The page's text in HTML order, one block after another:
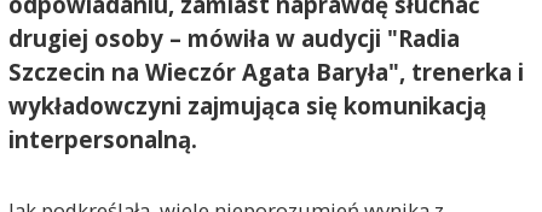
drugiej osoby – mówiła w audycji "Radia
Szczecin na Wieczór Agata Baryła", trenerka i
wykładowczyni zajmująca się komunikacją
interpersonalną.